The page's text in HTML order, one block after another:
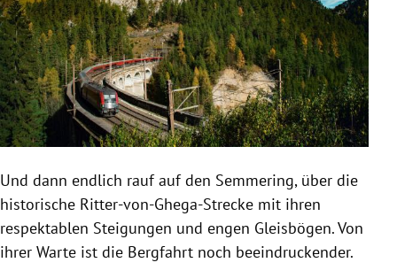
Und dann endlich rauf auf den Semmering, über die
historische Ritter-von-Ghega-Strecke mit ihren
respektablen Steigungen und engen Gleisbögen. Von
ihrer Warte ist die Bergfahrt noch beeindruckender.